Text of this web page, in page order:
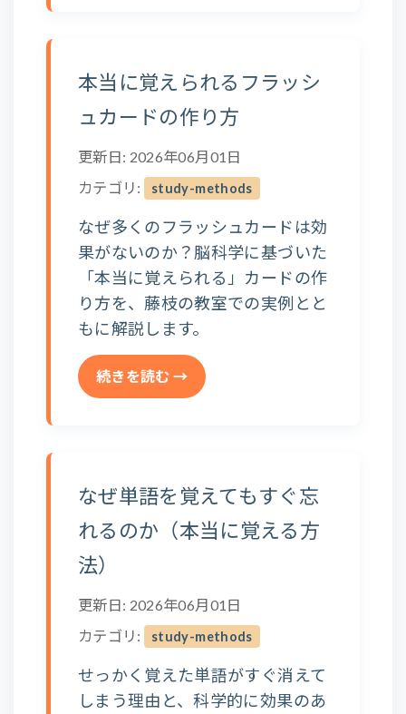
本当に覚えられるフラッシ
ュカードの作り方
更新日: 2026年06月01日
カテゴリ:
study-methods
なぜ多くのフラッシュカードは効
果がないのか？脳科学に基づいた
「本当に覚えられる」カードの作
り方を、藤枝の教室での実例とと
もに解説します。
続きを読む →
なぜ単語を覚えてもすぐ忘
れるのか（本当に覚える方
法）
更新日: 2026年06月01日
カテゴリ:
study-methods
せっかく覚えた単語がすぐ消えて
しまう理由と、科学的に効果のあ